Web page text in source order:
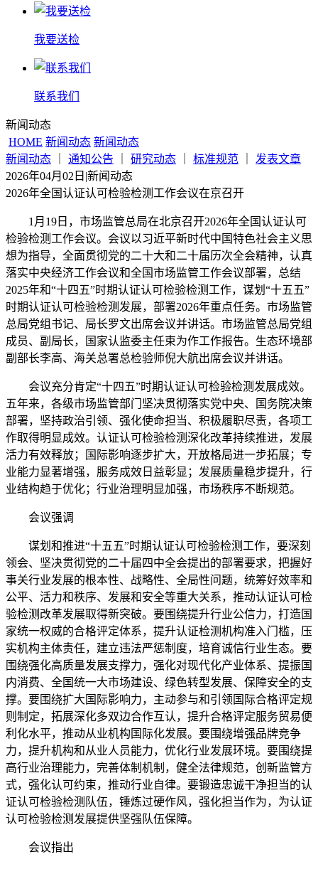
我要送检
联系我们
新闻动态
HOME 新闻动态 新闻动态
新闻动态
通知公告 研究动态 标准规范
发表文章
2026年04月02日 |新闻动态
2026年全国认证认可检验检测工作会议在京召开
1月19日，市场监管总局在北京召开2026年全国认证认可
检验检测工作会议。会议以习近平新时代中国特色社会主义思
想为指导，全面贯彻党的二十大和二十届历次全会精神，认真
落实中央经济工作会议和全国市场监管工作会议部署，总结
2025年和“十四五”时期认证认可检验检测工作，谋划“十五五”
时期认证认可检验检测发展，部署2026年重点任务。市场监管
总局党组书记、局长罗文出席会议并讲话。市场监管总局党组
成员、副局长，国家认监委主任束为作工作报告。生态环境部
副部长李高、海关总署总检验师倪大航出席会议并讲话。
会议充分肯定“十四五”时期认证认可检验检测发展成效。
五年来，各级市场监管部门坚决贯彻落实党中央、国务院决策
部署，坚持政治引领、强化使命担当、积极履职尽责，各项工
作取得明显成效。认证认可检验检测深化改革持续推进，发展
活力有效释放；国际影响逐步扩大，开放格局进一步拓展；专
业能力显著增强，服务成效日益彰显；发展质量稳步提升，行
业结构趋于优化；行业治理明显加强，市场秩序不断规范。
会议强调
谋划和推进“十五五”时期认证认可检验检测工作，要深刻
领会、坚决贯彻党的二十届四中全会提出的部署要求，把握好
事关行业发展的根本性、战略性、全局性问题，统筹好效率和
公平、活力和秩序、发展和安全等重大关系，推动认证认可检
验检测改革发展取得新突破。要围绕提升行业公信力，打造国
家统一权威的合格评定体系，提升认证检测机构准入门槛，压
实机构主体责任，建立违法严惩制度，培育诚信行业生态。要
围绕强化高质量发展支撑力，强化对现代化产业体系、提振国
内消费、全国统一大市场建设、绿色转型发展、保障安全的支
撑。要围绕扩大国际影响力，主动参与和引领国际合格评定规
则制定，拓展深化多双边合作互认，提升合格评定服务贸易便
利化水平，推动从业机构国际化发展。要围绕增强品牌竞争
力，提升机构和从业人员能力，优化行业发展环境。要围绕提
高行业治理能力，完善体制机制，健全法律规范，创新监管方
式，强化认可约束，推动行业自律。要锻造忠诚干净担当的认
证认可检验检测队伍，锤炼过硬作风，强化担当作为，为认证
认可检验检测发展提供坚强队伍保障。
会议指出